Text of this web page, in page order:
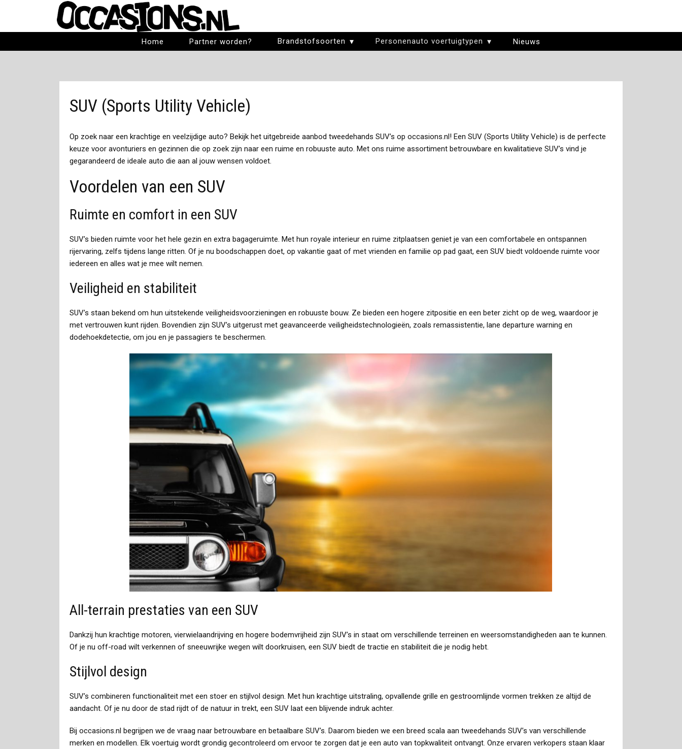
Home Partner worden? Brandstofsoorten Personenauto voertuigtypen Nieuws
SUV (Sports Utility Vehicle)
Op zoek naar een krachtige en veelzijdige auto? Bekijk het uitgebreide aanbod tweedehands SUV’s op occasions.nl! Een SUV (Sports Utility Vehicle) is de perfecte
keuze voor avonturiers en gezinnen die op zoek zijn naar een ruime en robuuste auto. Met ons ruime assortiment betrouwbare en kwalitatieve SUV’s vind je
gegarandeerd de ideale auto die aan al jouw wensen voldoet.
Voordelen van een SUV
Ruimte en comfort in een SUV
SUV’s bieden ruimte voor het hele gezin en extra bagageruimte. Met hun royale interieur en ruime zitplaatsen geniet je van een comfortabele en ontspannen
rijervaring, zelfs tijdens lange ritten. Of je nu boodschappen doet, op vakantie gaat of met vrienden en familie op pad gaat, een SUV biedt voldoende ruimte voor
iedereen en alles wat je mee wilt nemen.
Veiligheid en stabiliteit
SUV’s staan bekend om hun uitstekende veiligheidsvoorzieningen en robuuste bouw. Ze bieden een hogere zitpositie en een beter zicht op de weg, waardoor je
met vertrouwen kunt rijden. Bovendien zijn SUV’s uitgerust met geavanceerde veiligheidstechnologieën, zoals remassistentie, lane departure warning en
dodehoekdetectie, om jou en je passagiers te beschermen.
All-terrain prestaties van een SUV
Dankzij hun krachtige motoren, vierwielaandrijving en hogere bodemvrijheid zijn SUV’s in staat om verschillende terreinen en weersomstandigheden aan te kunnen.
Of je nu off-road wilt verkennen of sneeuwrijke wegen wilt doorkruisen, een SUV biedt de tractie en stabiliteit die je nodig hebt.
Stijlvol design
SUV’s combineren functionaliteit met een stoer en stijlvol design. Met hun krachtige uitstraling, opvallende grille en gestroomlijnde vormen trekken ze altijd de
aandacht. Of je nu door de stad rijdt of de natuur in trekt, een SUV laat een blijvende indruk achter.
Bij occasions.nl begrijpen we de vraag naar betrouwbare en betaalbare SUV’s. Daarom bieden we een breed scala aan tweedehands SUV’s van verschillende
merken en modellen. Elk voertuig wordt grondig gecontroleerd om ervoor te zorgen dat je een auto van topkwaliteit ontvangt. Onze ervaren verkopers staan klaar